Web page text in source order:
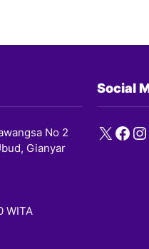
No 2
Gianyar
WITA
Social
X